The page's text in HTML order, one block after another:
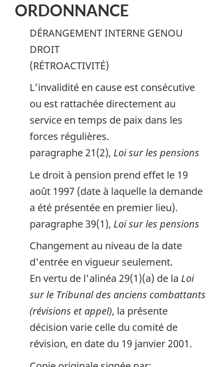
ORDONNANCE
DÉRANGEMENT INTERNE GENOU
DROIT
(RÉTROACTIVITÉ)
L'invalidité en cause est consécutive
ou est rattachée directement au
service en temps de paix dans les
forces régulières.
paragraphe 21(2), Loi sur les pensions
Le droit à pension prend effet le 19
août 1997 (date à laquelle la demande
a été présentée en premier lieu).
paragraphe 39(1), Loi sur les pensions
Changement au niveau de la date
d'entrée en vigueur seulement.
En vertu de l'alinéa 29(1)(a) de la Loi
sur le Tribunal des anciens combattants
(révisions et appel), la présente
décision varie celle du comité de
révision, en date du 19 janvier 2001.